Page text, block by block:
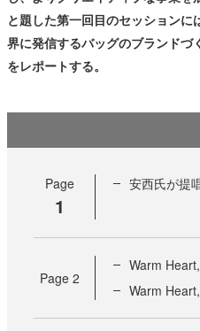
と題した第一回目のセッション
界に発信するバッグのブランド
をレポートする。
Page
1
安西氏が提
Page 2
Warm
Warm